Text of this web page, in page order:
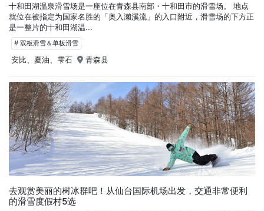
十和田湖温泉滑雪场是一座位在青森县南部・十和田市的滑雪场。 地点
就位在被指定为国家名胜的「奥入濑溪流」的入口附近，滑雪场的下方正
是一整片的十和田湖温...
# 双板滑雪＆单板滑雪
安比、夏油、雫石 青森县
去观赏美丽的树冰群吧！从仙台国际机场出发，交通非常便利
的滑雪度假村5选